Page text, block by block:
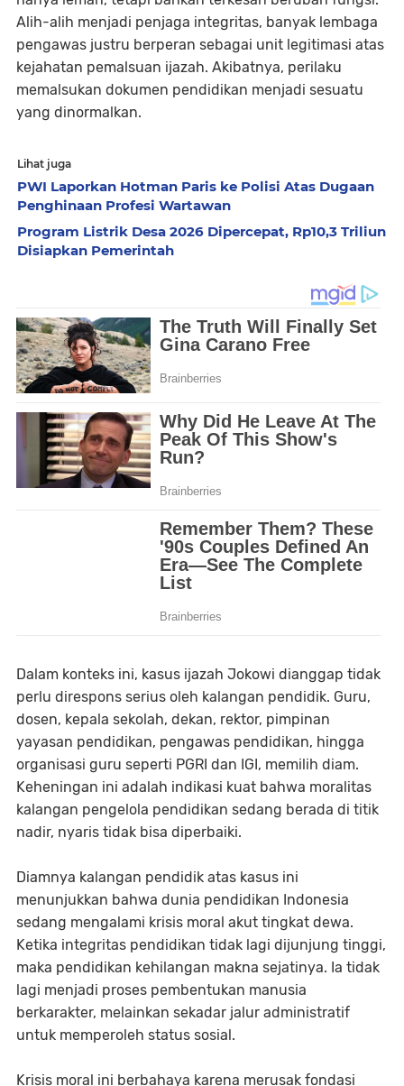
Alih-alih menjadi penjaga integritas, banyak lembaga
pengawas justru berperan sebagai unit legitimasi atas
kejahatan pemalsuan ijazah. Akibatnya, perilaku
memalsukan dokumen pendidikan menjadi sesuatu
yang dinormalkan.
Lihat juga
PWI Laporkan Hotman Paris ke Polisi Atas Dugaan
Penghinaan Profesi Wartawan
Program Listrik Desa 2026 Dipercepat, Rp10,3 Triliun
Disiapkan Pemerintah
Dalam konteks ini, kasus ijazah Jokowi dianggap tidak
perlu direspons serius oleh kalangan pendidik. Guru,
dosen, kepala sekolah, dekan, rektor, pimpinan
yayasan pendidikan, pengawas pendidikan, hingga
organisasi guru seperti PGRI dan IGI, memilih diam.
Keheningan ini adalah indikasi kuat bahwa moralitas
kalangan pengelola pendidikan sedang berada di titik
nadir, nyaris tidak bisa diperbaiki.
Diamnya kalangan pendidik atas kasus ini
menunjukkan bahwa dunia pendidikan Indonesia
sedang mengalami krisis moral akut tingkat dewa.
Ketika integritas pendidikan tidak lagi dijunjung tinggi,
maka pendidikan kehilangan makna sejatinya. Ia tidak
lagi menjadi proses pembentukan manusia
berkarakter, melainkan sekadar jalur administratif
untuk memperoleh status sosial.
Krisis moral ini berbahaya karena merusak fondasi